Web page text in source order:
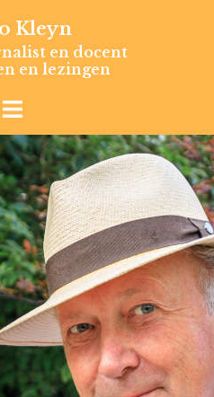
Kleyn
en docent
en lezingen